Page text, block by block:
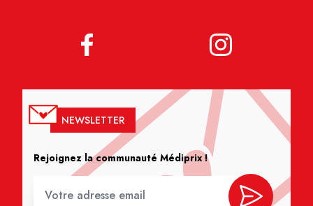
NEWSLETTER
Rejoignez la communauté Médiprix !